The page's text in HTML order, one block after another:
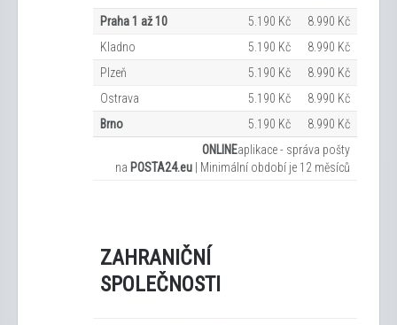
Praha 1 až 10 5.190 Kč
8.990 Kč
Kladno
5.190 Kč
8.990 Kč
Plzeň
5.190 Kč
8.990 Kč
Ostrava
5.190 Kč
8.990 Kč
Brno
5.190 Kč
8.990 Kč
ONLINEaplikace - správa pošty
na POSTA24.eu Minimální období je 12 měsíců
ZAHRANIČNÍ
SPOLEČNOSTI